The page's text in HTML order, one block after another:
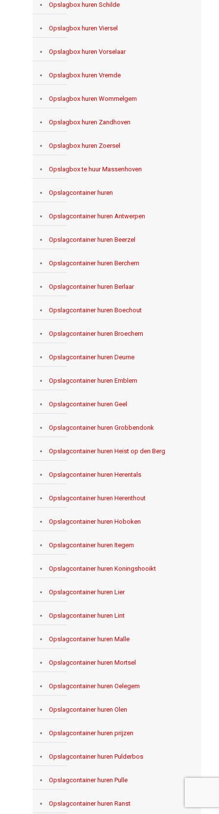
Opslagbox huren Schilde
Opslagbox huren Viersel
Opslagbox huren Vorselaar
Opslagbox huren Vremde
Opslagbox huren Wommelgem
Opslagbox huren Zandhoven
Opslagbox huren Zoersel
Opslagbox te huur Massenhoven
Opslagcontainer huren
Opslagcontainer huren Antwerpen
Opslagcontainer huren Beerzel
Opslagcontainer huren Berchem
Opslagcontainer huren Berlaar
Opslagcontainer huren Boechout
Opslagcontainer huren Broechem
Opslagcontainer huren Deurne
Opslagcontainer huren Emblem
Opslagcontainer huren Geel
Opslagcontainer huren Grobbendonk
Opslagcontainer huren Heist op den Berg
Opslagcontainer huren Herentals
Opslagcontainer huren Herenthout
Opslagcontainer huren Hoboken
Opslagcontainer huren Itegem
Opslagcontainer huren Koningshooikt
Opslagcontainer huren Lier
Opslagcontainer huren Lint
Opslagcontainer huren Malle
Opslagcontainer huren Mortsel
Opslagcontainer huren Oelegem
Opslagcontainer huren Olen
Opslagcontainer huren prijzen
Opslagcontainer huren Pulderbos
Opslagcontainer huren Pulle
Opslagcontainer huren Ranst